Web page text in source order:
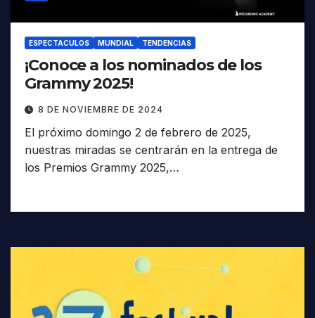
ESPECTACULOS MUNDIAL TENDENCIAS
¡Conoce a los nominados de los
Grammy 2025!
8 DE NOVIEMBRE DE 2024
El próximo domingo 2 de febrero de 2025,
nuestras miradas se centrarán en la entrega de
los Premios Grammy 2025,…